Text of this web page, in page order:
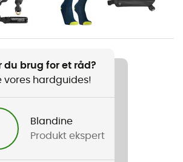
du brug for et råd?
vores hardguides!
Blandine
Produkt ekspert